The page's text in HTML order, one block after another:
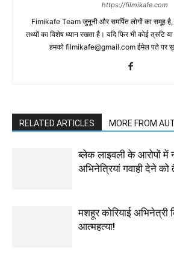
https://filmikafe.com
Fimikafe Team जुनूनी और समर्पित लोगों का समूह
तथ्‍यों का विशेष ध्‍यान रखता है। यदि फिर भी कोई त्रुटि
हमको filmikafe@gmail.com ईमेल पते पर
RELATED ARTICLES MORE FROM
ब्लेक लाइवली के आरोपों में
अभिनेत्रियां गवाही देने को
मशहूर कोरियाई अभिनेत्री
आत्महत्या!